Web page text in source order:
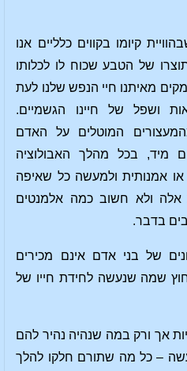
קיומו בקווים כלליים אנו
של הטבע שכוח לו לכלותו
מאיתנו חיי הנפש שלנו לעת
ושפל של חיינו הגשמיים.
המוטלים על האדם
מיד, בכל מהלך האבולוציה
אמנותית ולמעשה כל שאיפה
אלה ולא חשוב כמה אלמנטים
בדבר.
של בני אדם אינם מכירים
שמה שנעשה לחידת חייו של
אך ורק במה שנהיה נהיר להם
– כל מה שתורם חלקו להלך